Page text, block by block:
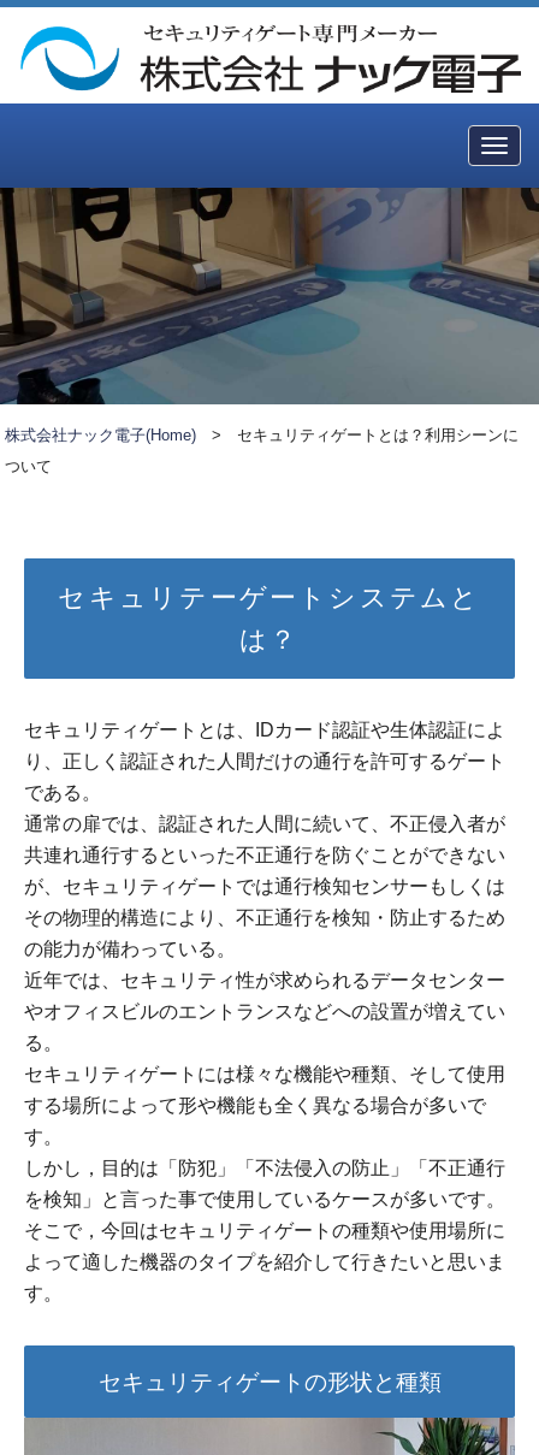
株式会社ナック電子(Home) > セキュリティゲートとは？利用シーンに
ついて
セキュリテーゲートシステムと
は？
セキュリティゲートとは、IDカード認証や生体認証によ
り、正しく認証された人間だけの通行を許可するゲート
である。
通常の扉では、認証された人間に続いて、不正侵入者が
共連れ通行するといった不正通行を防ぐことができない
が、セキュリティゲートでは通行検知センサーもしくは
その物理的構造により、不正通行を検知・防止するため
の能力が備わっている。
近年では、セキュリティ性が求められるデータセンター
やオフィスビルのエントランスなどへの設置が増えてい
る。
セキュリティゲートには様々な機能や種類、そして使用
する場所によって形や機能も全く異なる場合が多いで
す。
しかし，目的は「防犯」「不法侵入の防止」「不正通行
を検知」と言った事で使用しているケースが多いです。
そこで，今回はセキュリティゲートの種類や使用場所に
よって適した機器のタイプを紹介して行きたいと思いま
す。
セキュリティゲートの形状と種類